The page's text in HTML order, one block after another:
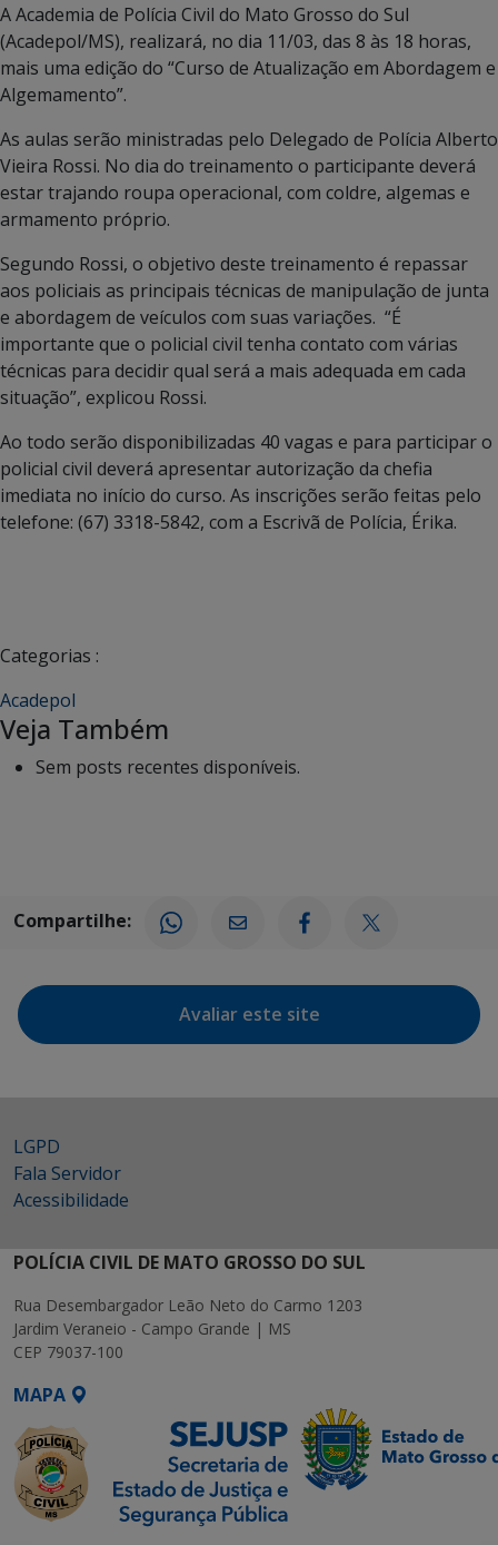
A Academia de Polícia Civil do Mato Grosso do Sul
(Acadepol/MS), realizará, no dia 11/03, das 8 às 18 horas,
mais uma edição do “Curso de Atualização em Abordagem e
Algemamento”.
As aulas serão ministradas pelo Delegado de Polícia Alberto
Vieira Rossi. No dia do treinamento o participante deverá
estar trajando roupa operacional, com coldre, algemas e
armamento próprio.
Segundo Rossi, o objetivo deste treinamento é repassar
aos policiais as principais técnicas de manipulação de junta
e abordagem de veículos com suas variações. “É
importante que o policial civil tenha contato com várias
técnicas para decidir qual será a mais adequada em cada
situação”, explicou Rossi.
Ao todo serão disponibilizadas 40 vagas e para participar o
policial civil deverá apresentar autorização da chefia
imediata no início do curso. As inscrições serão feitas pelo
telefone: (67) 3318-5842, com a Escrivã de Polícia, Érika.
Categorias :
Acadepol
Veja Também
Sem posts recentes disponíveis.
Compartilhe:
Avaliar este site
LGPD
Fala Servidor
Acessibilidade
POLÍCIA CIVIL DE MATO GROSSO DO SUL
Rua Desembargador Leão Neto do Carmo 1203
Jardim Veraneio - Campo Grande | MS
CEP 79037-100
MAPA